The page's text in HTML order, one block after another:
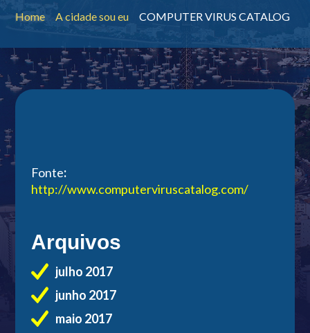
Home A cidade sou eu COMPUTER VIRUS CATALOG
Fonte:
http://www.computerviruscatalog.com/
Arquivos
julho 2017
junho 2017
maio 2017